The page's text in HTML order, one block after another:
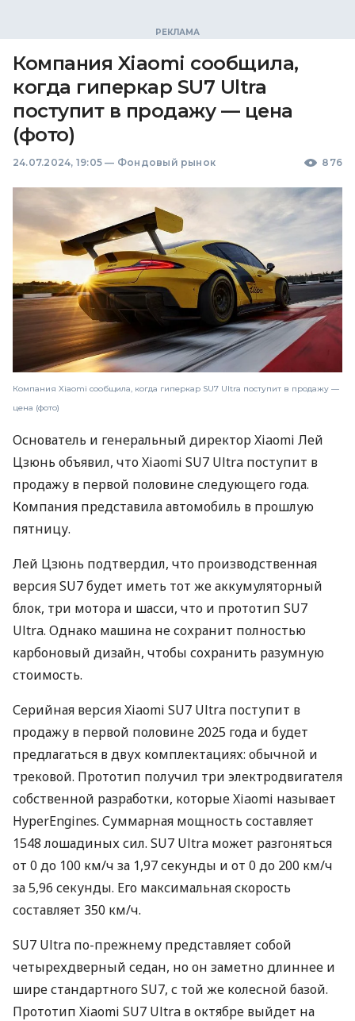
Компания Xiaomi сообщила,
когда гиперкар SU7 Ultra
поступит в продажу — цена
(фото)
24.07.2024, 19:05 — Фондовый рынок 876
Компания Xiaomi сообщила, когда гиперкар SU7 Ultra поступит в продажу —
цена (фото)
Основатель и генеральный директор Xiaomi Лей
Цзюнь объявил, что Xiaomi SU7 Ultra поступит в
продажу в первой половине следующего года.
Компания представила автомобиль в прошлую
пятницу.
Лей Цзюнь подтвердил, что производственная
версия SU7 будет иметь тот же аккумуляторный
блок, три мотора и шасси, что и прототип SU7
Ultra. Однако машина не сохранит полностью
карбоновый дизайн, чтобы сохранить разумную
стоимость.
Серийная версия Xiaomi SU7 Ultra поступит в
продажу в первой половине 2025 года и будет
предлагаться в двух комплектациях: обычной и
трековой. Прототип получил три электродвигателя
собственной разработки, которые Xiaomi называет
HyperEngines. Суммарная мощность составляет
1548 лошадиных сил. SU7 Ultra может разгоняться
от 0 до 100 км/ч за 1,97 секунды и от 0 до 200 км/ч
за 5,96 секунды. Его максимальная скорость
составляет 350 км/ч.
SU7 Ultra по-прежнему представляет собой
четырехдверный седан, но он заметно длиннее и
шире стандартного SU7, с той же колесной базой.
Прототип Xiaomi SU7 Ultra в октябре выйдет на